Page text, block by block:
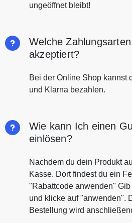
ungeöffnet bleibt!
Welche
akzeptiert?
Bei der Online Shop kannst
und Klarna bezahlen.
Wie kann Ich einen
einlösen?
Nachdem du dein Produkt
Kasse. Dort findest du ein
"Rabattcode anwenden"
und klicke auf "anwenden".
Bestellung wird